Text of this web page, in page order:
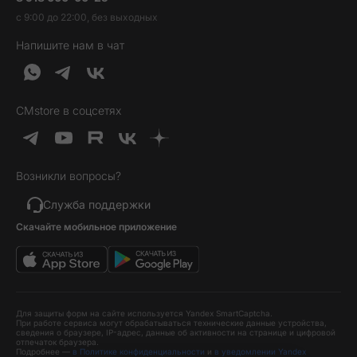
Наушники и колонки
Гаджеты
Услуги и софт
Идеи подарков
Товары дня
Выгодные комплекты
Хиты продаж
Уценка
Гарантия и возврат
Доставка и оплата
Кредит и рассрочка
Контакты
Обратная связь
О нас
с 9:00 до 22:00, без выходных
Напишите нам в чат
CMstore в соцсетях
Возникли вопросы?
Служба поддержки
Скачайте мобильное приложение
Для защиты форм на сайте используется Yandex SmartCaptcha.
При работе сервиса могут обрабатываться технические данные устройства,
сведения о браузере, IP-адрес, данные об активности на странице и цифровой
отпечаток браузера.
Подробнее — в Политике конфиденциальности и в уведомлении Yandex